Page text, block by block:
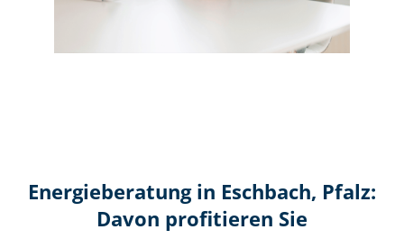
Energieberatung in Eschbach, Pfalz:
Davon profitieren Sie